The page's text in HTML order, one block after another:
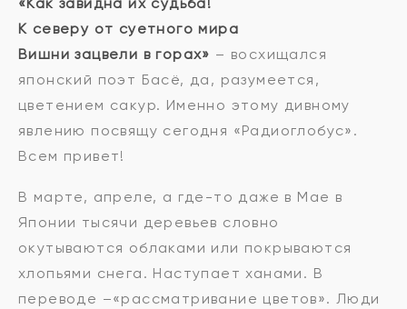
К северу от суетного мира
Вишни зацвели в горах» – восхищался
японский поэт Басё, да, разумеется,
цветением сакур. Именно этому дивному
явлению посвящу сегодня «Радиоглобус».
Всем привет!
В марте, апреле, а где-то даже в Мае в
Японии тысячи деревьев словно
окутываются облаками или покрываются
хлопьями снега. Наступает ханами. В
переводе –«рассматривание цветов». Люди